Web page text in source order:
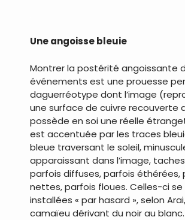
Une angoisse bleuie
Montrer la postérité angoissante
événements est une prouesse
daguerréotype dont l’image
une surface de cuivre recouverte
possède en soi une réelle
est accentuée par les traces
bleue traversant le soleil,
apparaissant dans l’image,
parfois diffuses, parfois éthérées,
nettes, parfois floues. Celles-ci
installées « par hasard », selon
camaïeu dérivant du noir au blanc.